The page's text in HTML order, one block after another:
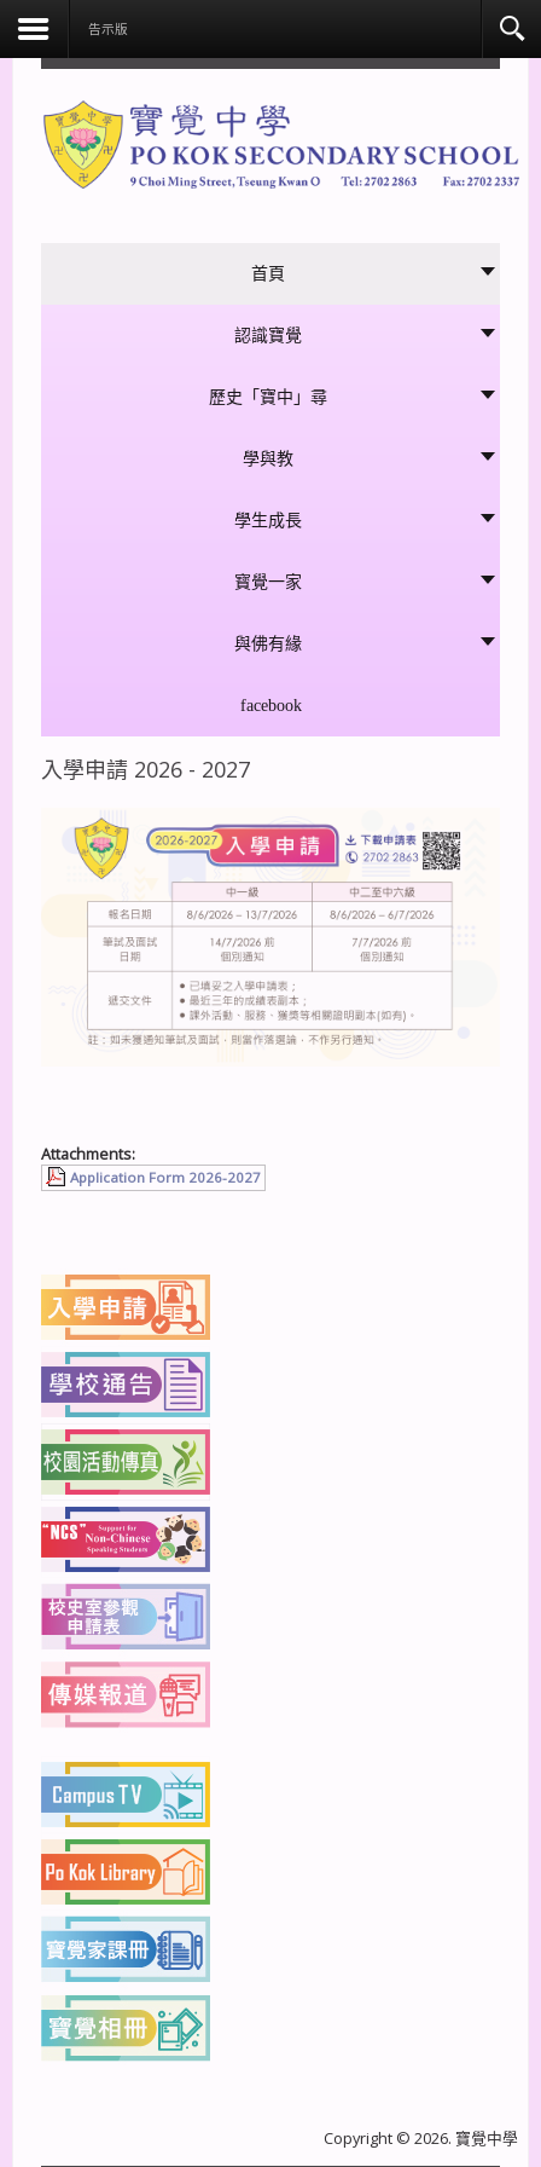
告示版
首頁
認識寶覺
歷史「寶中」尋
學與教
學生成長
寳覺一家
與佛有緣
facebook
入學申請 2026 - 2027
Attachments:
Application Form 2026-2027
Copyright © 2026. 寶覺中學